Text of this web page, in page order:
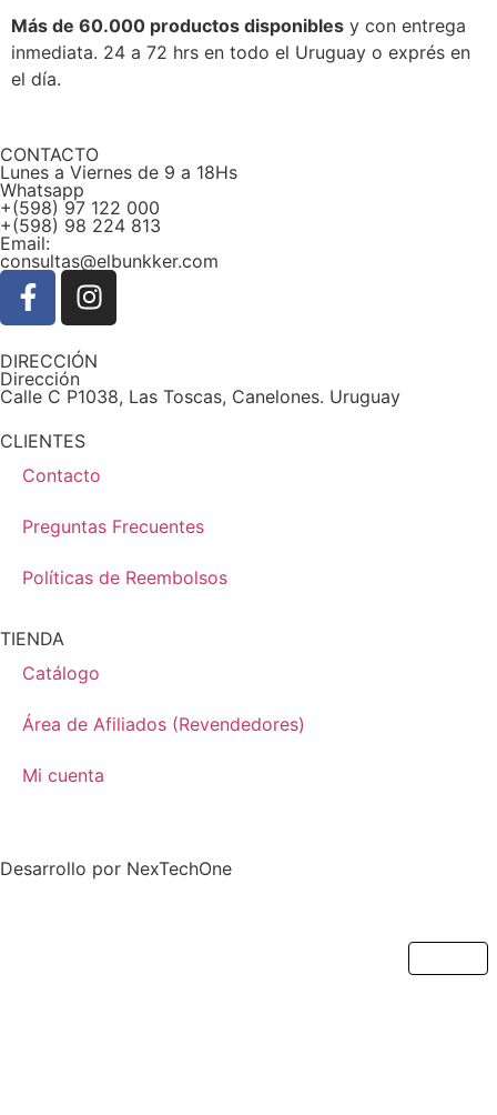
Más de 60.000 productos disponibles y con entrega
inmediata. 24 a 72 hrs en todo el Uruguay o exprés en
el día.
CONTACTO
Lunes a Viernes de 9 a 18Hs
Whatsapp
+(598) 97 122 000
+(598) 98 224 813
Email:
consultas@elbunkker.com
DIRECCIÓN
Dirección
Calle C P1038, Las Toscas, Canelones. Uruguay
CLIENTES
Contacto
Preguntas Frecuentes
Políticas de Reembolsos
TIENDA
Catálogo
Área de Afiliados (Revendedores)
Mi cuenta
Desarrollo por NexTechOne